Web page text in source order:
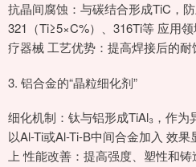
抗晶间腐蚀：与碳结合形成TiC，
321（Ti≥5×C%）、316Ti等 应用
疗器械 工艺优势：提高焊接后的耐
3. 铝合金的“晶粒细化剂”
细化机制：钛与铝形成TiAl₃，作
以Al-Ti或Al-Ti-B中间合金加入 效
上 性能改善：提高强度、塑性和铸